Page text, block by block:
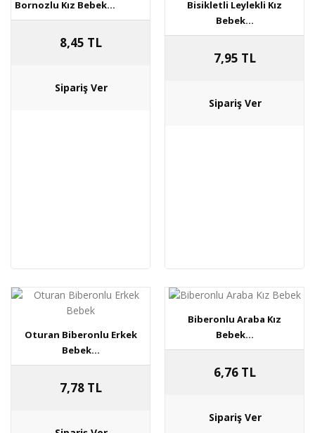
Bornozlu Kız Bebek...
8,45 TL
Bisikletli Leylekli Kız
Bebek...
7,95 TL
Oturan Biberonlu Erkek
Bebek...
7,78 TL
Biberonlu Araba Kız
Bebek...
6,76 TL